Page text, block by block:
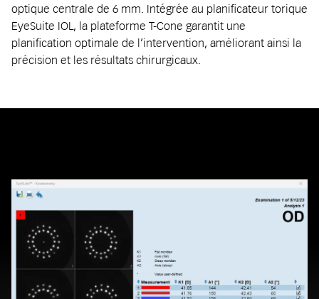
optique centrale de 6 mm. Intégrée au planificateur torique
EyeSuite IOL, la plateforme T-Cone garantit une
planification optimale de l’intervention, améliorant ainsi la
précision et les résultats chirurgicaux.